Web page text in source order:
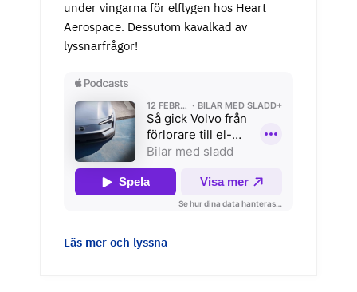
under vingarna för elflygen hos Heart
Aerospace. Dessutom kavalkad av
lyssnarfrågor!
Läs mer och lyssna